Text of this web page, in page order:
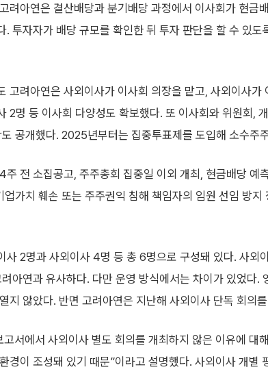
려아연은 결산배당과 분기배당 과정에서 이사회가 현금
. 투자자가 배당 규모를 확인한 뒤 투자 판단을 할 수 있
고려아연은 사외이사가 이사회 의장을 맡고, 사외이사가
2명 등 이사회 다양성도 확보했다. 또 이사회와 위원회,
공개했다. 2025년부터는 집중투표제를 도입해 소수주
주 전 소집공고, 주주총회 집중일 이외 개최, 현금배당 예
업가치 훼손 또는 주주권익 침해 책임자의 임원 선임 방
사 2명과 사외이사 4명 등 총 6명으로 구성돼 있다. 사외
아연과 유사하다. 다만 운영 방식에서는 차이가 있었다
지 않았다. 반면 고려아연은 지난해 사외이사 단독 회의
서에서 사외이사 별도 회의를 개최하지 않은 이유에 대
경이 조성돼 있기 때문”이라고 설명했다. 사외이사 개별